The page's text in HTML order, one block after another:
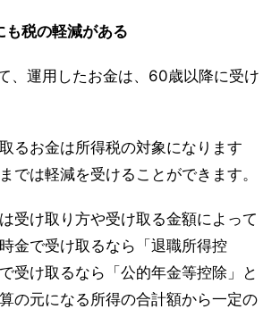
税の軽減がある
、運用したお金は、60歳以降に受け
るお金は所得税の対象になります
では軽減を受けることができます。
受け取り方や受け取る金額によって
金で受け取るなら「退職所得控
受け取るなら「公的年金等控除」と
の元になる所得の合計額から一定の